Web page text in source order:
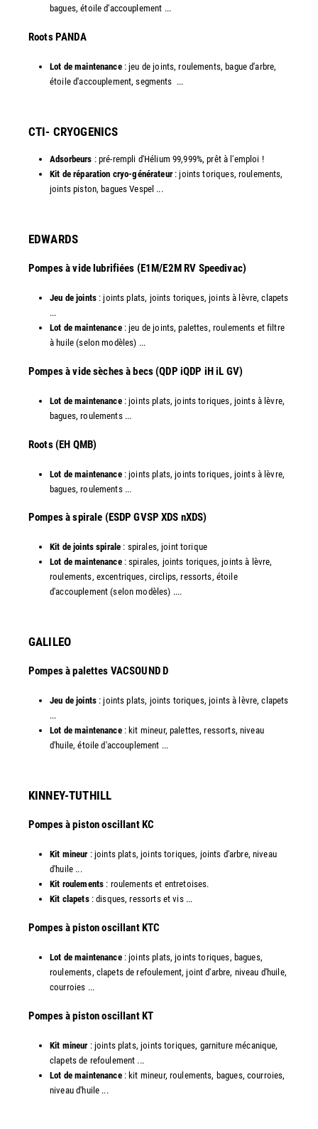
bagues, étoile d'accouplement ...
​Roots PANDA
Lot de maintenance: jeu de joints, roulements, bague d'arbre,
étoile d'accouplement, segments ...​
CTI- CRYOGENICS
Adsorbeurs : pré-rempli d'Hélium 99,999%, prêt à l'emploi !
Kit de réparation cryo-générateur: joints toriques, roulements,
joints piston, bagues Vespel ... ​
EDWARDS
Pompes à vide lubrifiées (E1M/E2M RV Speedivac)
Jeu de joints: joints plats, joints toriques, joints à lèvre, clapets
...
Lot de maintenance: jeu de joints, palettes, roulements et filtre
à huile (selon modèles) ...
​Pompes à vide sèches à becs (QDP iQDP iH iL GV)
Lot de maintenance: joints plats, joints toriques, joints à lèvre,
bagues, roulements ...
Roots (EH QMB)
Lot de maintenance : joints plats, joints toriques, joints à lèvre,
bagues, roulements ...
​Pompes à spirale (ESDP GVSP XDS nXDS)
Kit de joints spirale : spirales, joint torique
Lot de maintenance: spirales, joints toriques, joints à lèvre,
roulements, excentriques, circlips, ressorts, étoile
d'accouplement (selon modèles) ....​
GALILEO
Pompes à palettes VACSOUND D
Jeu de joints : joints plats, joints toriques, joints à lèvre, clapets
...
Lot de maintenance: kit mineur, palettes, ressorts, niveau
d'huile, étoile d'accouplement ...​​
KINNEY-TUTHILL
Pompes à piston oscillant KC
Kit mineur : joints plats, joints toriques, joints d'arbre, niveau
d'huile ...
Kit roulements : roulements et entretoises.
Kit clapets: disques, ressorts et vis ...
​Pompes à piston oscillant KTC
Lot de maintenance : joints plats, joints toriques, bagues,
roulements, clapets de refoulement, joint d'arbre, niveau d'huile,
courroies ...
​Pompes à piston oscillant KT
Kit mineur : joints plats, joints toriques, garniture mécanique,
clapets de refoulement ...
Lot de maintenance: kit mineur, roulements, bagues, courroies,
niveau d'huile ...​